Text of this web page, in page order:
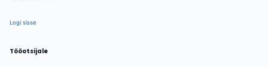
Logi sisse
Tööotsijale